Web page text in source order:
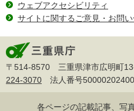
ウェブアクセシビリティ
サイトに関するご意見・お問
〒514-8570 三重県津市広明町
224-3070 法人番号
各ページの記載記事、写